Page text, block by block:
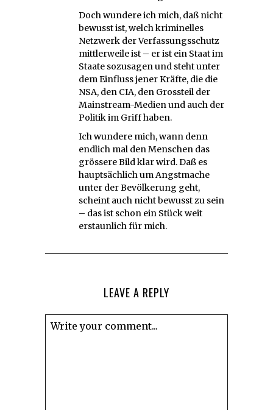
Doch wundere ich mich, daß nicht
bewusst ist, welch kriminelles
Netzwerk der Verfassungsschutz
mittlerweile ist – er ist ein Staat im
Staate sozusagen und steht unter
dem Einfluss jener Kräfte, die die
NSA, den CIA, den Grossteil der
Mainstream-Medien und auch der
Politik im Griff haben.
Ich wundere mich, wann denn
endlich mal den Menschen das
grössere Bild klar wird. Daß es
hauptsächlich um Angstmache
unter der Bevölkerung geht,
scheint auch nicht bewusst zu sein
– das ist schon ein Stück weit
erstaunlich für mich.
LEAVE A REPLY